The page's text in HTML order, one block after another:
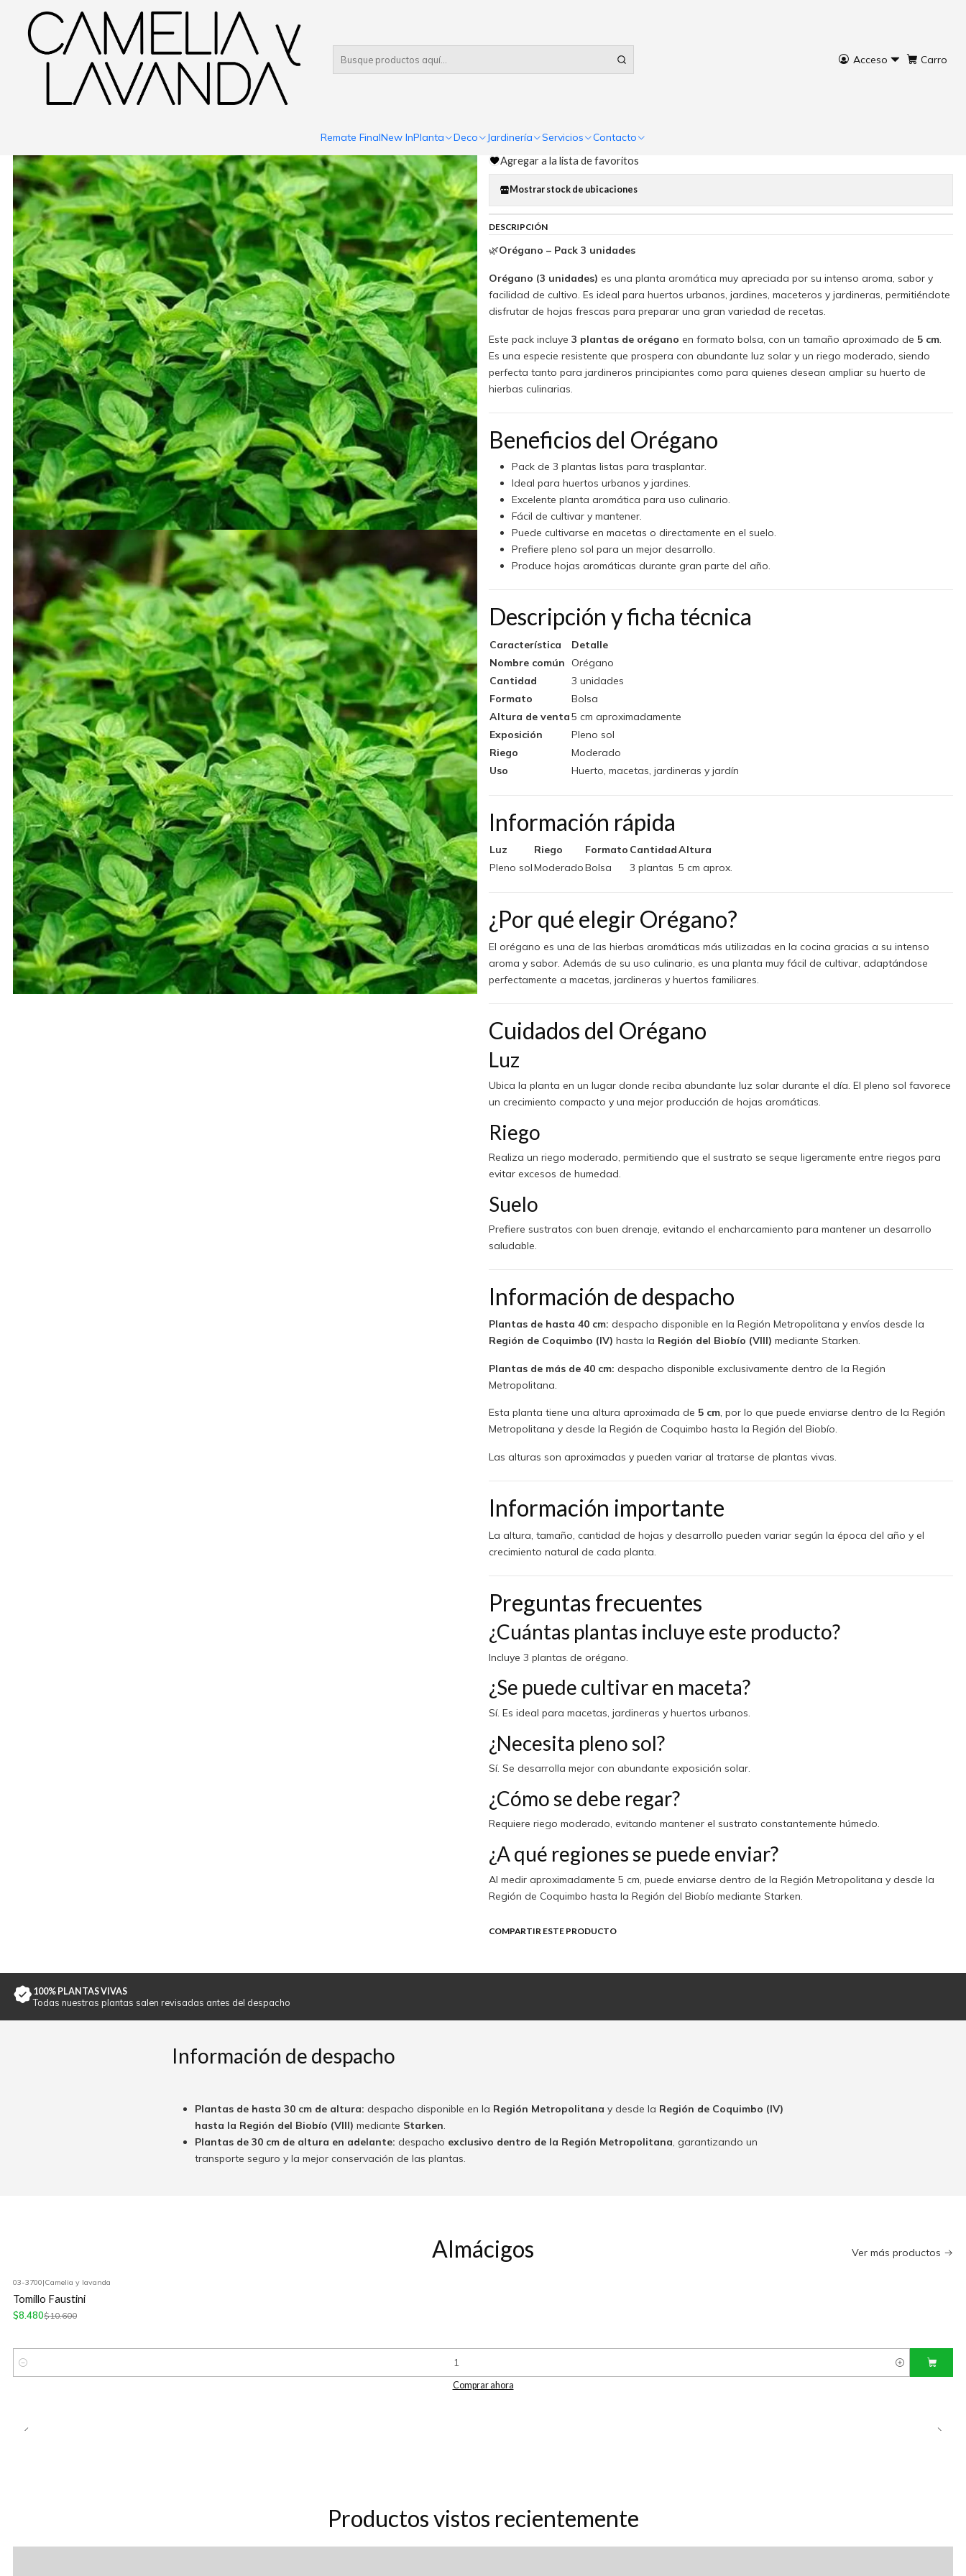
Acceso Carro
Remate FinalNew InPlanta Deco Jardinería Servicios Contacto
Inicio Jardinería Huerto Almácigos Orégano 3 unidades
Cantidad
Agregar a la lista de favoritos
Mostrar stock de ubicaciones
DESCRIPCIÓN
🌿Orégano – Pack 3 unidades
Orégano (3 unidades) es una planta aromática muy apreciada por su intenso aroma, sabor y
facilidad de cultivo. Es ideal para huertos urbanos, jardines, maceteros y jardineras, permitiéndote
disfrutar de hojas frescas para preparar una gran variedad de recetas.
Este pack incluye 3 plantas de orégano en formato bolsa, con un tamaño aproximado de 5 cm.
Es una especie resistente que prospera con abundante luz solar y un riego moderado, siendo
perfecta tanto para jardineros principiantes como para quienes desean ampliar su huerto de
hierbas culinarias.
Beneficios del Orégano
Pack de 3 plantas listas para trasplantar.
Ideal para huertos urbanos y jardines.
Excelente planta aromática para uso culinario.
Fácil de cultivar y mantener.
Puede cultivarse en macetas o directamente en el suelo.
Prefiere pleno sol para un mejor desarrollo.
Produce hojas aromáticas durante gran parte del año.
Descripción y ficha técnica
Característica
Detalle
Nombre común Orégano
Cantidad
3 unidades
Formato
Bolsa
Altura de venta5 cm aproximadamente
Exposición
Pleno sol
Riego
Moderado
Uso
Huerto, macetas, jardineras y jardín
Información rápida
Luz Riego Formato CantidadAltura
Pleno solModeradoBolsa 3 plantas 5 cm aprox.
¿Por qué elegir Orégano?
El orégano es una de las hierbas aromáticas más utilizadas en la cocina gracias a su intenso
aroma y sabor. Además de su uso culinario, es una planta muy fácil de cultivar, adaptándose
perfectamente a macetas, jardineras y huertos familiares.
Cuidados del Orégano
Luz
Ubica la planta en un lugar donde reciba abundante luz solar durante el día. El pleno sol favorece
un crecimiento compacto y una mejor producción de hojas aromáticas.
Riego
Realiza un riego moderado, permitiendo que el sustrato se seque ligeramente entre riegos para
evitar excesos de humedad.
Suelo
Prefiere sustratos con buen drenaje, evitando el encharcamiento para mantener un desarrollo
saludable.
Información de despacho
Plantas de hasta 40 cm: despacho disponible en la Región Metropolitana y envíos desde la
Región de Coquimbo (IV) hasta la Región del Biobío (VIII) mediante Starken.
Plantas de más de 40 cm: despacho disponible exclusivamente dentro de la Región
Metropolitana.
Esta planta tiene una altura aproximada de 5 cm, por lo que puede enviarse dentro de la Región
Metropolitana y desde la Región de Coquimbo hasta la Región del Biobío.
Las alturas son aproximadas y pueden variar al tratarse de plantas vivas.
Información importante
La altura, tamaño, cantidad de hojas y desarrollo pueden variar según la época del año y el
crecimiento natural de cada planta.
Preguntas frecuentes
¿Cuántas plantas incluye este producto?
Incluye 3 plantas de orégano.
¿Se puede cultivar en maceta?
Sí. Es ideal para macetas, jardineras y huertos urbanos.
¿Necesita pleno sol?
Sí. Se desarrolla mejor con abundante exposición solar.
¿Cómo se debe regar?
Requiere riego moderado, evitando mantener el sustrato constantemente húmedo.
¿A qué regiones se puede enviar?
Al medir aproximadamente 5 cm, puede enviarse dentro de la Región Metropolitana y desde la
Región de Coquimbo hasta la Región del Biobío mediante Starken.
COMPARTIR ESTE PRODUCTO
100% PLANTAS VIVAS
Todas nuestras plantas salen revisadas antes del despacho
Información de despacho
Plantas de hasta 30 cm de altura: despacho disponible en la Región Metropolitana y desde la Región de Coquimbo (IV)
hasta la Región del Biobío (VIII) mediante Starken.
Plantas de 30 cm de altura en adelante: despacho exclusivo dentro de la Región Metropolitana, garantizando un
transporte seguro y la mejor conservación de las plantas.
Almácigos Ver más productos
03-3700|Camelia y lavanda
Tomillo Faustini
$8.480$10.600
Cantidad
Comprar ahora
Productos vistos recientemente